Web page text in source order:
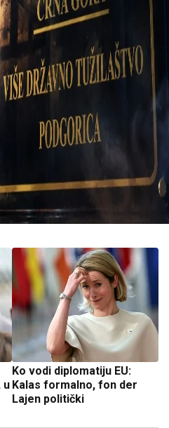
u
Ko vodi diplomatiju EU:
Kalas formalno, fon der
Lajen politički